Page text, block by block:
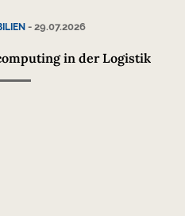
- 29.07.2026
in der Logistik